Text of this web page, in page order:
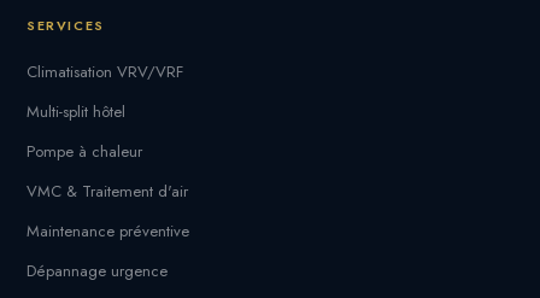
SERVICES
Climatisation VRV/VRF
Multi-split hôtel
Pompe à chaleur
VMC & Traitement d'air
Maintenance préventive
Dépannage urgence